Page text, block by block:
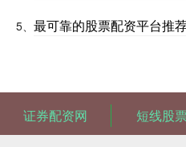
5、 最可靠的股票配资平台推
证券配资网 短线股